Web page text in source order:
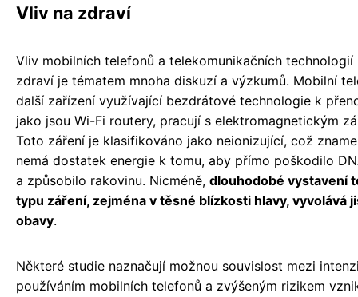
Vliv na zdraví
Vliv mobilních telefonů a telekomunikačních technologií
zdraví je tématem mnoha diskuzí a výzkumů. Mobilní
další zařízení využívající bezdrátové technologie k
jako jsou Wi-Fi routery, pracují s elektromagnetickým
Toto záření je klasifikováno jako neionizující, což
nemá dostatek energie k tomu, aby přímo poškodilo
a způsobilo rakovinu. Nicméně, dlouhodobé vystavení
typu záření, zejména v těsné blízkosti hlavy, vyvolává
obavy.
Některé studie naznačují možnou souvislost mezi
používáním mobilních telefonů a zvýšeným rizikem